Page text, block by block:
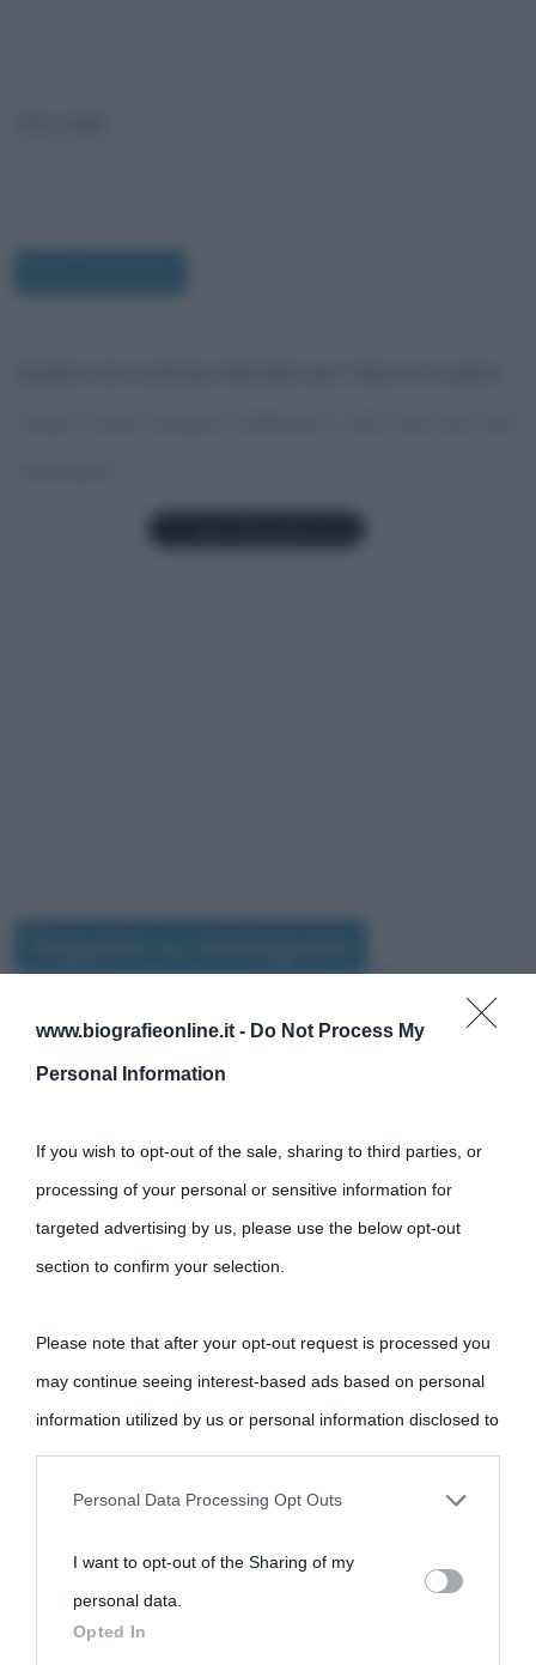
www.biografieonline.it - Do Not Process My
Personal Information
If you wish to opt-out of the sale, sharing to third parties, or
processing of your personal or sensitive information for
targeted advertising by us, please use the below opt-out
section to confirm your selection.
Please note that after your opt-out request is processed you
may continue seeing interest-based ads based on personal
information utilized by us or personal information disclosed to
third parties prior to your opt-out.
personal information by third parties on the IAB’s list of
downstream participants.
Personal Data Processing Opt Outs
I want to opt-out of the Sharing of my
personal data.
Opted In